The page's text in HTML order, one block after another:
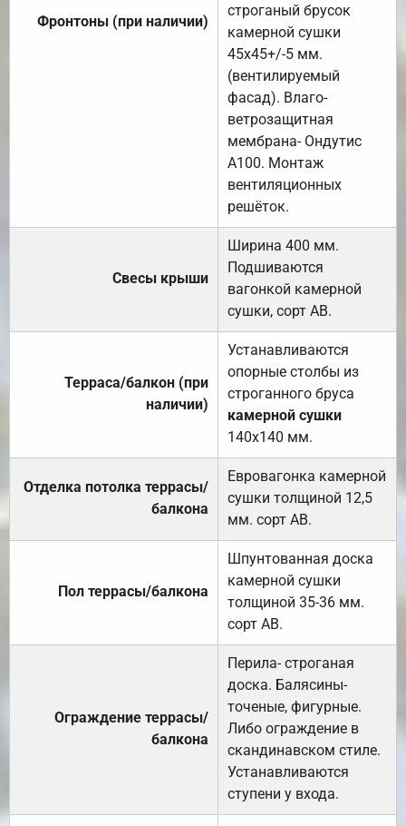
Фронтоны (при наличии)
строганый брусок
камерной сушки
45х45+/-5 мм.
(вентилируемый
фасад). Влаго-
ветрозащитная
мембрана- Ондутис
А100. Монтаж
вентиляционных
решёток.
Свесы крыши
Ширина 400 мм.
Подшиваются
вагонкой камерной
сушки, сорт АВ.
Терраса/балкон (при
наличии)
Устанавливаются
опорные столбы из
строганного бруса
камерной сушки
140х140 мм.
Отделка потолка террасы/
балкона
Евровагонка камерной
сушки толщиной 12,5
мм. сорт АВ.
Пол террасы/балкона
Шпунтованная доска
камерной сушки
толщиной 35-36 мм.
сорт АВ.
Ограждение террасы/
балкона
Перила- строганая
доска. Балясины-
точеные, фигурные.
Либо ограждение в
скандинавском стиле.
Устанавливаются
ступени у входа.